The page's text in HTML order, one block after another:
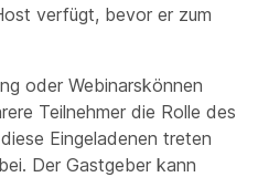
verfügt, bevor er zum
oder Webinarskönnen
Teilnehmer die Rolle des
Eingeladenen treten
Der Gastgeber kann